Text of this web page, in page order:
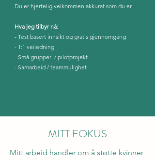
Du er hjertelig velkommen akkurat som du er.
Hva jeg tilbyr nå:
- Test basert innsikt og gratis gjennomgang
- 1:1 veiledning
- Små grupper / pilotprojekt
- Samarbeid / teammulighet
MITT FOKUS
Mitt arbeid handler om å støtte kvinner